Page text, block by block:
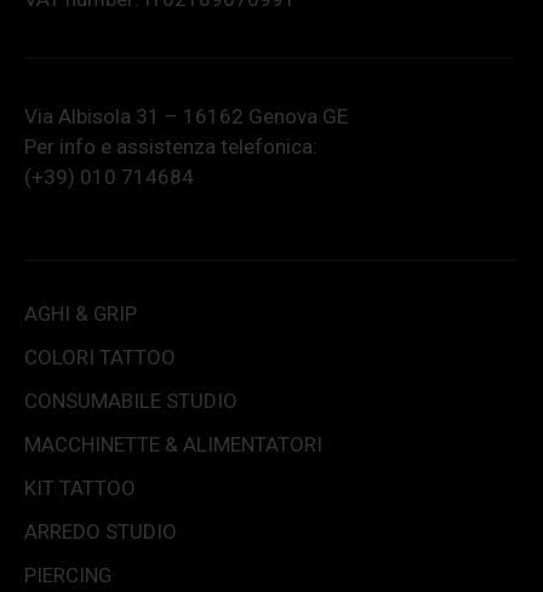
Via Albisola 31 – 16162 Genova GE
Per info e assistenza telefonica:
(+39) 010 714684
AGHI & GRIP
COLORI TATTOO
CONSUMABILE STUDIO
MACCHINETTE & ALIMENTATORI
KIT TATTOO
ARREDO STUDIO
PIERCING